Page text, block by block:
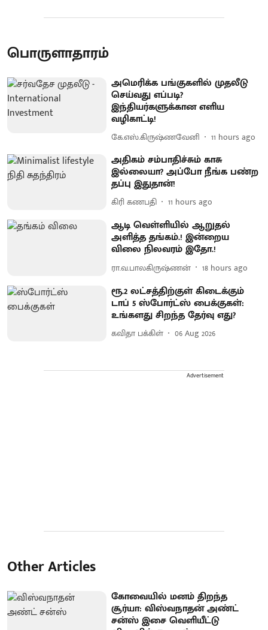
பொருளாதாரம்
அமெரிக்க பங்குகளில் முதலீடு
செய்வது எப்படி?
இந்தியர்களுக்கான எளிய
வழிகாட்டி!
கே.எஸ்.கிருஷ்ணவேனி 11 hours ago
அதிகம் சம்பாதிச்சும் காசு
இல்லையா? அப்போ நீங்க பண்ற
தப்பு இதுதான்!
கிரி கணபதி 11 hours ago
ஆடி வெள்ளியில் ஆறுதல்
அளித்த தங்கம்.! இன்றைய
விலை நிலவரம் இதோ.!
ரா.வ.பாலகிருஷ்ணன் 18 hours ago
ரூ.2 லட்சத்திற்குள் கிடைக்கும்
டாப் 5 ஸ்போர்ட்ஸ் பைக்குகள்:
உங்களது சிறந்த தேர்வு எது?
கவிதா பக்கிள் 06 Aug 2026
Advertisement
Other Articles
கோவையில் மனம் திறந்த
சூர்யா: விஸ்வநாதன் அண்ட்
சன்ஸ் இசை வெளியீட்டு